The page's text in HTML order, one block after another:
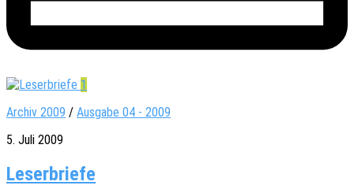
1
Archiv 2009 / Ausgabe 04 - 2009
5. Juli 2009
Leserbriefe